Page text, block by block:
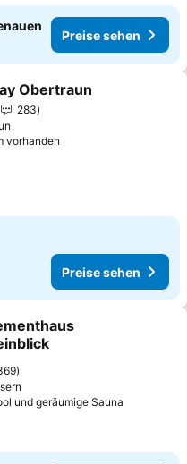
Preise sehen
hinzufügen
Obertraun
283
vorhanden
Preise sehen
hinzufügen
und geräumige Sauna